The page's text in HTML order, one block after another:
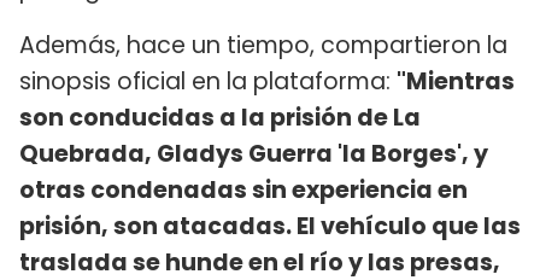
Además, hace un tiempo, compartieron la
sinopsis oficial en la plataforma: "Mientras
son conducidas a la prisión de La
Quebrada, Gladys Guerra 'la Borges', y
otras condenadas sin experiencia en
prisión, son atacadas. El vehículo que las
traslada se hunde en el río y las presas,